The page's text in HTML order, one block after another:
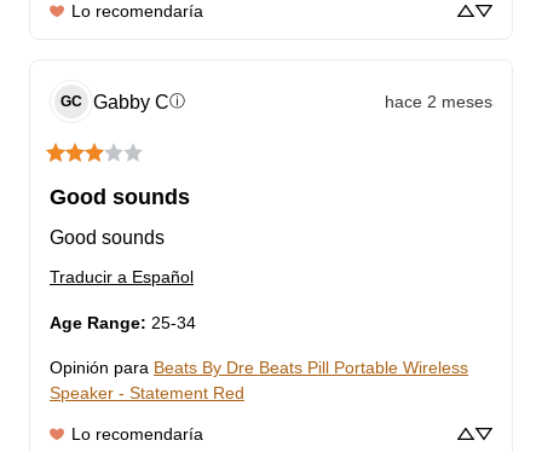
Lo recomendaría
GC Gabby Cⓘ hace 2 meses
Good sounds
Good sounds
Traducir a Español
Age Range: 25-34
Opinión para Beats By Dre Beats Pill Portable Wireless
Speaker - Statement Red
Lo recomendaría